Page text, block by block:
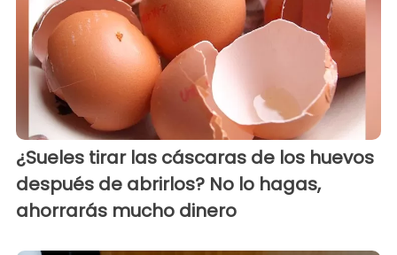
¿Sueles tirar las cáscaras de los huevos
después de abrirlos? No lo hagas,
ahorrarás mucho dinero